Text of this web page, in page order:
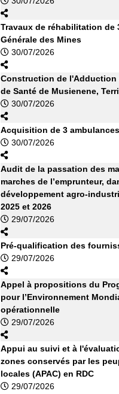
Travaux de réhabilitation de
Générale des Mines
30/07/2026
Construction de l'Adduction
de Santé de Musienene,
30/07/2026
Acquisition de 3
30/07/2026
Audit de la passation des
marches de l’emprunteur,
développement agro-
2025 et 2026
29/07/2026
Pré-qualification des
29/07/2026
Appel à propositions du
pour l’Environnement
opérationnelle
29/07/2026
Appui au suivi et à
zones conservés par les
locales (APAC) en RDC
29/07/2026